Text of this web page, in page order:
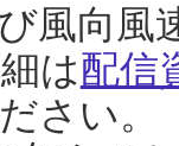
風向風
は配信
さい。